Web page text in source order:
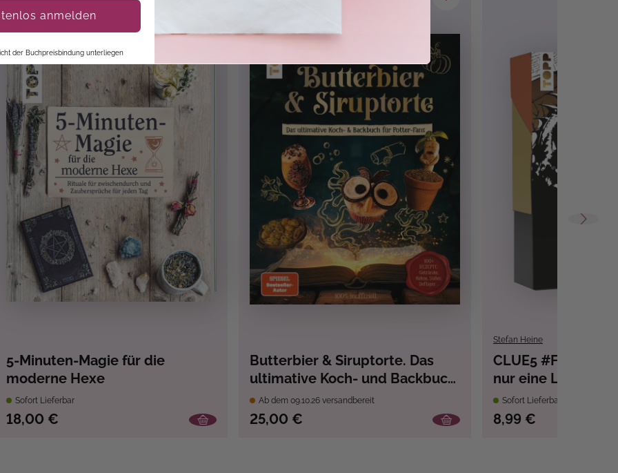
Prüfungstermine
Pranks, Lehrer-Zitate, Watchlists für Filme & Serien, ...
Ferien
, Softcover
, Zeichnen
5-Minuten-Magie für die
moderne Hexe
Sofort Lieferbar
18,00 €
Butterbier & Siruptorte. Das
ultimative Koch- und Backbuch
für Potter-Fans
Ab dem 09.10.26 versandbereit
25,00 €
Stefan Heine
CLUE5 #Fantasy.
nur eine Lösung.
Quiz für deine
Sofort Lieferbar
8,99 €
anmelden
der Buchpreisbindung unterliegen